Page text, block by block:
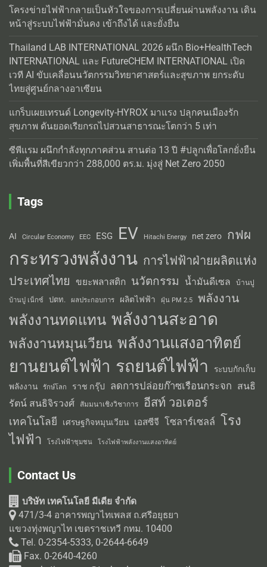
โครงข่ายไฟฟ้ากลายเป็นหัวใจของการเปลี่ยนผ่านพลังงาน เดิน
หน้าสู่ระบบไฟฟ้ามั่นคง เข้าถึงได้ และยั่งยืน
Thailand LAB INTERNATIONAL 2026 ผนึก Bio+HealthTech
INTERNATIONAL และ FutureCHEM INTERNATIONAL เปิด
เวที AI ขับเคลื่อนนวัตกรรมวิทยาศาสตร์และสุขภาพ ยกระดับ
ไทยสู่ศูนย์กลางอาเซียน
แกร็บเผยเทรนด์ Longevity-HYROX มาแรง ปลุกคนเมืองรัก
สุขภาพ ดันยอดเรียกรถไปสวนสาธารณะโตกว่า 5 เท่า
ซีพีแรม ผนึกกำลังทุกภาคส่วน สานต่อ 13 ปี #ปลูกเพื่อโลกยั่งยืน
เพิ่มพื้นที่สีเขียวกว่า 288,000 ตร.ม. มุ่งสู่ Net Zero 2050
Tags
AI Circular Economy EEC ESG EV Hitachi Energy net zero กฟผ
กระทรวงพลังงาน การไฟฟ้าฝ่ายผลิตแห่ง
ประเทศไทย
ขยะพลาสติก นวัตกรรม น้ำมันดีเซล บ้านปู
บ้านปู เน็กซ์ ปตท. ผลประกอบการ ผลิตไฟฟ้า ฝุ่น PM 2.5 พลังงาน
พลังงานทดแทน พลังงานสะอาด
พลังงานหมุนเวียน พลังงานแสงอาทิตย์
ยานยนต์ไฟฟ้า รถยนต์ไฟฟ้า
ระบบกักเก็บ
พลังงาน
รักษ์โลก ราช กรุ๊ป ลดการปล่อยก๊าซเรือนกระจก สนธิ
รัตน์ สนธิจิรวงศ์
สัมมนาเชิงวิชาการ อีสท์ วอเตอร์
เทคโนโลยี เศรษฐกิจหมุนเวียน เอสซีจี โซลาร์เซลล์ โรง
ไฟฟ้า
โรงไฟฟ้าชุมชน โรงไฟฟ้าพลังงานแสงอาทิตย์
Contact Us
บริษัท เทคโนโลยี มีเดีย จำกัด
471/3-4 อาคารพญาไทเพลส ถ.ศรีอยุธยา
แขวงทุ่งพญาไท เขตราชเทวี กทม. 10400
Tel. 0-2354-5333, 0-2644-6649
Fax. 0-2640-4260